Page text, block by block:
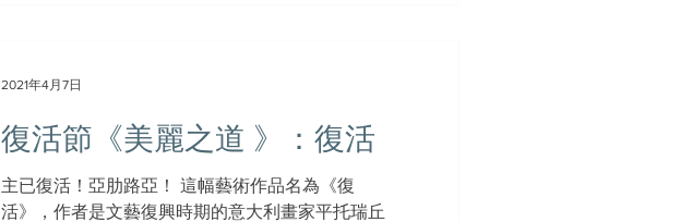
復活節《美麗之道 》：復活
主已復活！亞肋路亞！ 這幅藝術作品名為《復
活》，作者是文藝復興時期的意大利畫家平托瑞丘
2021年4月7日